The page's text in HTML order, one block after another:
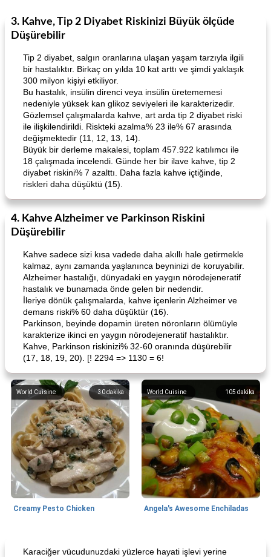
3. Kahve, Tip 2 Diyabet Riskinizi Büyük ölçüde
Düşürebilir
Tip 2 diyabet, salgın oranlarına ulaşan yaşam tarzıyla ilgili
bir hastalıktır. Birkaç on yılda 10 kat arttı ve şimdi yaklaşık
300 milyon kişiyi etkiliyor.
Bu hastalık, insülin direnci veya insülin üretememesi
nedeniyle yüksek kan glikoz seviyeleri ile karakterizedir.
Gözlemsel çalışmalarda kahve, art arda tip 2 diyabet riski
ile ilişkilendirildi. Riskteki azalma% 23 ile% 67 arasında
değişmektedir (11, 12, 13, 14).
Büyük bir derleme makalesi, toplam 457.922 katılımcı ile
18 çalışmada incelendi. Günde her bir ilave kahve, tip 2
diyabet riskini% 7 azalttı. Daha fazla kahve içtiğinde,
riskleri daha düşüktü (15).
4. Kahve Alzheimer ve Parkinson Riskini
Düşürebilir
Kahve sadece sizi kısa vadede daha akıllı hale getirmekle
kalmaz, aynı zamanda yaşlanınca beyninizi de koruyabilir.
Alzheimer hastalığı, dünyadaki en yaygın nörodejeneratif
hastalık ve bunamada önde gelen bir nedendir.
İleriye dönük çalışmalarda, kahve içenlerin Alzheimer ve
demans riski% 60 daha düşüktür (16).
Parkinson, beyinde dopamin üreten nöronların ölümüyle
karakterize ikinci en yaygın nörodejeneratif hastalıktır.
Kahve, Parkinson riskinizi% 32-60 oranında düşürebilir
(17, 18, 19, 20). [! 2294 => 1130 = 6!
30dakika
World Cuisine
Creamy Pesto Chicken
105 dakika
World Cuisine
Angela's Awesome Enchiladas
Karaciğer vücudunuzdaki yüzlerce hayati işlevi yerine